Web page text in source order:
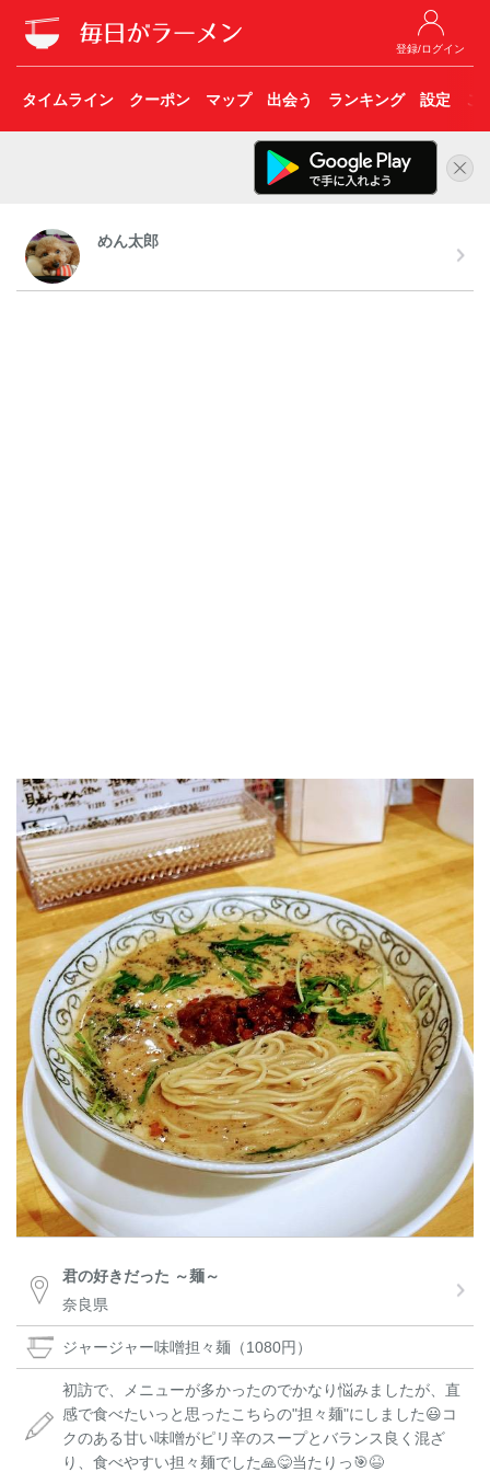
登録/ログイン
タイムライン クーポン マップ 出会う ランキング 設定 こ
めん太郎
君の好きだった ～麺～
奈良県
ジャージャー味噌担々麺（1080円）
初訪で、メニューが多かったのでかなり悩みましたが、直
感で食べたいっと思ったこちらの"担々麺"にしました😃コ
クのある甘い味噌がピリ辛のスープとバランス良く混ざ
り、食べやすい担々麺でした🙏😋当たりっ🎯😆